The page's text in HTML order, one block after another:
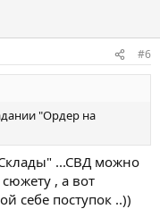
#6
"Ордер на
...СВД можно
, а вот
себе поступок ..))